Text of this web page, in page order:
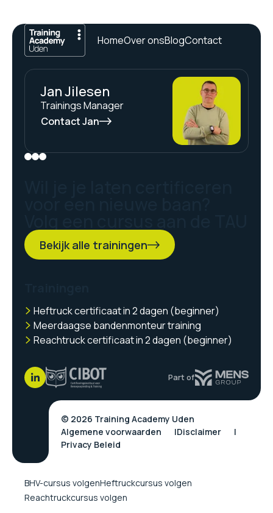
HomeOver onsBlogContact
Jan Jilesen
Trainings Manager
Contact Jan
Bekijk alle trainingen
Heftruck certificaat in 2 dagen (beginner)
Meerdaagse bandenmonteur training
Reachtruck certificaat in 2 dagen (beginner)
Part of
© 2026 Training Academy Uden
Algemene voorwaarden
Disclaimer
Privacy Beleid
BHV-cursus volgenHeftruckcursus volgen
Reachtruckcursus volgen